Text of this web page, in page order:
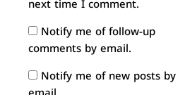
next time I comment.
Notify me of follow-up
comments by email.
Notify me of new posts by